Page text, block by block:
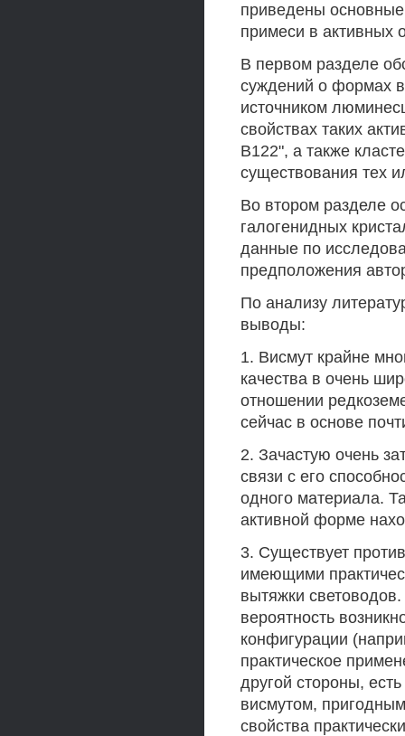
приведены
примеси в активных
В первом разделе
суждений о формах
источником
свойствах таких
В122", а также
существования тех
Во втором разделе
галогенидных
данные по
предположения
По анализу
выводы:
1. Висмут крайне
качества в очень
отношении
сейчас в основе
2. Зачастую очень
связи с его
одного материала.
активной форме
3. Существует
имеющими
вытяжки
вероятность
конфигурации
практическое
другой стороны,
висмутом,
свойства